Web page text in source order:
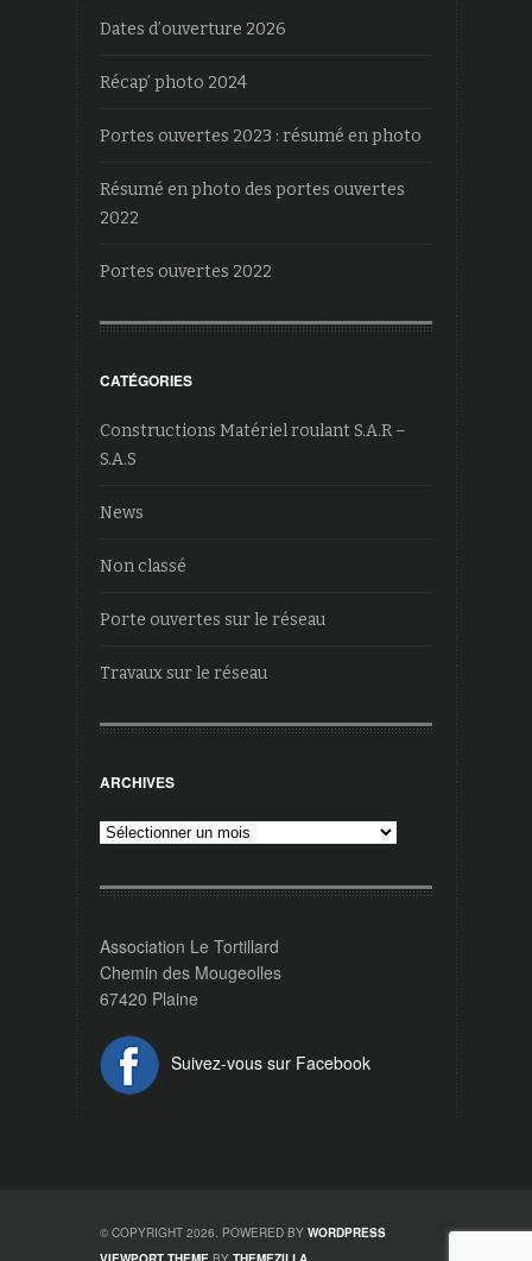
Dates d’ouverture 2026
Récap’ photo 2024
Portes ouvertes 2023 : résumé en photo
Résumé en photo des portes ouvertes
2022
Portes ouvertes 2022
CATÉGORIES
Constructions Matériel roulant S.A.R –
S.A.S
News
Non classé
Porte ouvertes sur le réseau
Travaux sur le réseau
ARCHIVES
Archives
Association Le Tortillard
Chemin des Mougeolles
67420 Plaine
Suivez-vous sur Facebook
© COPYRIGHT 2026. POWERED BY WORDPRESS